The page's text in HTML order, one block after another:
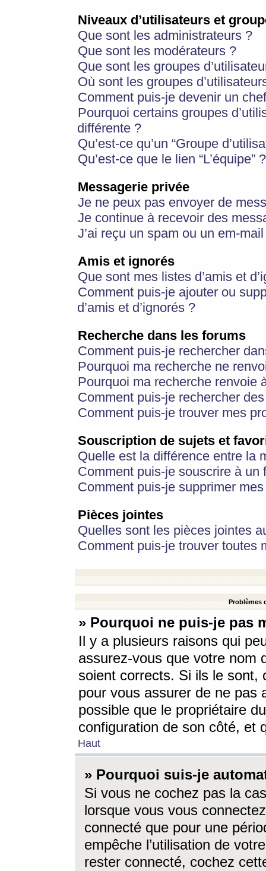
Niveaux d’utilisateurs et
Que sont les administrateurs ?
Que sont les modérateurs ?
Que sont les groupes
Où sont les groupes
Comment puis-je devenir un
Pourquoi certains groupes
différente ?
Qu’est-ce qu’un “Groupe
Qu’est-ce que le lien “L’équipe” ?
Messagerie privée
Je ne peux pas envoyer de
Je continue à recevoir des
J’ai reçu un spam ou un em-
Amis et ignorés
Que sont mes listes d’amis et
Comment puis-je ajouter ou
d’amis et d’ignorés ?
Recherche dans les forums
Comment puis-je rechercher
Pourquoi ma recherche ne
Pourquoi ma recherche renvoie
Comment puis-je rechercher
Comment puis-je trouver mes
Souscription de sujets et
Quelle est la différence entre la
Comment puis-je souscrire à
Comment puis-je supprimer
Pièces jointes
Quelles sont les pièces jointes
Comment puis-je trouver toutes
Problèmes
» Pourquoi ne puis-je pas
Il y a plusieurs raisons qui
assurez-vous que votre nom
soient corrects. Si ils le sont,
pour vous assurer de ne pas
possible que le propriétaire
configuration de son côté, et
Haut
» Pourquoi suis-je
Si vous ne cochez pas la
lorsque vous vous
connecté que pour une
empêche l’utilisation de
rester connecté, cochez